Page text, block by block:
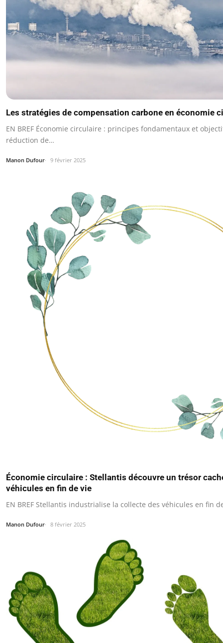
Les stratégies de compensation carbone en économie
EN BREF Économie circulaire : principes fondamentaux et
réduction de…
Manon Dufour 9 février 2025
Économie circulaire : Stellantis découvre un trésor
véhicules en fin de vie
EN BREF Stellantis industrialise la collecte des véhicules en fin
Manon Dufour 8 février 2025